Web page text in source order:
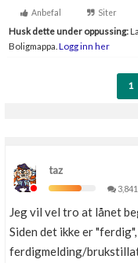
Anbefal Siter
Husk dette under oppussing:
Boligmappa. Logg inn her
1
taz
3,841
Jeg vil vel tro at lånet
Siden det ikke er
ferdigmelding/